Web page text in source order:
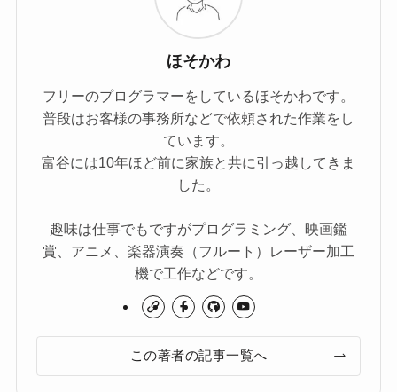
ほそかわ
フリーのプログラマーをしているほそかわです。
普段はお客様の事務所などで依頼された作業をし
ています。
富谷には10年ほど前に家族と共に引っ越してきま
した。
趣味は仕事でもですがプログラミング、映画鑑
賞、アニメ、楽器演奏（フルート）レーザー加工
機で工作などです。
この著者の記事一覧へ